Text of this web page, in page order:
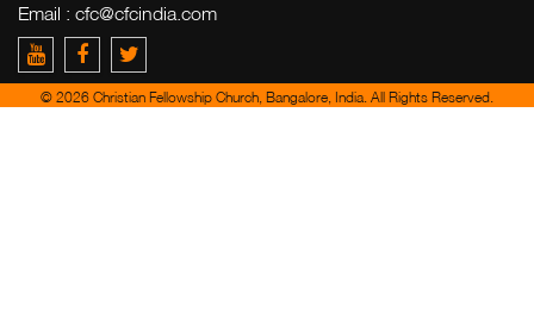
Email : cfc@cfcindia.com
© 2026 Christian Fellowship Church, Bangalore, India. All Rights Reserved.